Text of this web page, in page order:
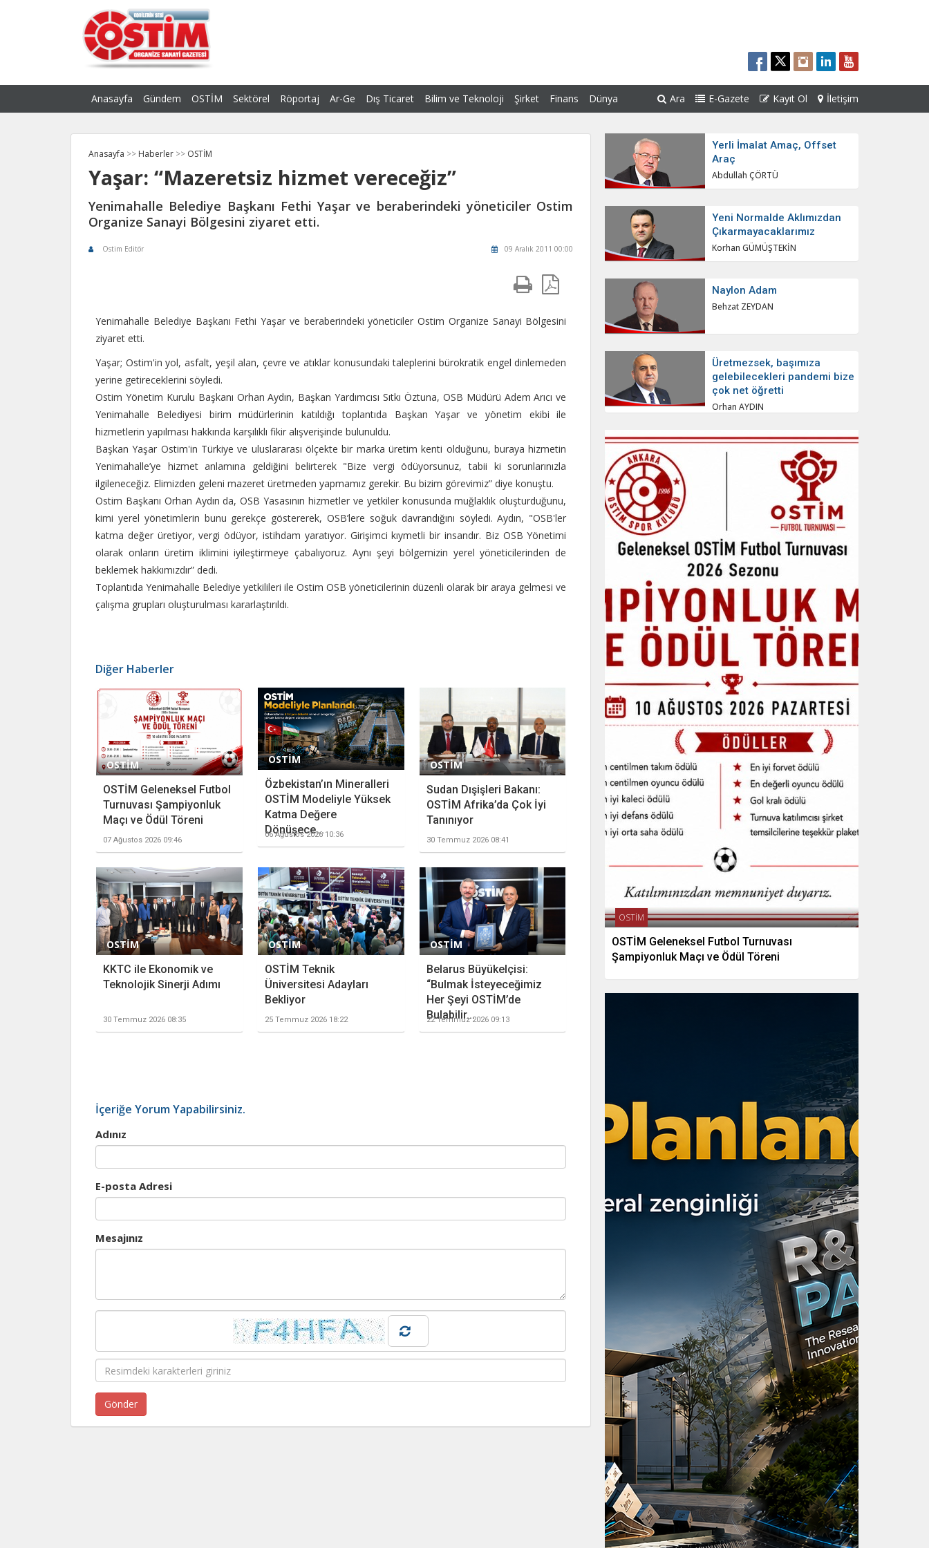
Anasayfa Gündem OSTİM Sektörel Röportaj Ar-Ge Dış Ticaret Bilim ve Teknoloji Şirket Finans Dünya Ara E-Gazete Kayıt Ol İletişim
Anasayfa >> Haberler >> OSTİM
Yaşar: “Mazeretsiz hizmet vereceğiz”
Yenimahalle Belediye Başkanı Fethi Yaşar ve beraberindeki yöneticiler Ostim
Organize Sanayi Bölgesini ziyaret etti.
Ostim Editör 09 Aralık 2011 00:00
Yenimahalle Belediye Başkanı Fethi Yaşar ve beraberindeki yöneticiler Ostim Organize Sanayi Bölgesini
ziyaret etti.
Yaşar; Ostim'in yol, asfalt, yeşil alan, çevre ve atıklar konusundaki taleplerini bürokratik engel dinlemeden
yerine getireceklerini söyledi.
Ostim Yönetim Kurulu Başkanı Orhan Aydın, Başkan Yardımcısı Sıtkı Öztuna, OSB Müdürü Adem Arıcı ve
Yenimahalle Belediyesi birim müdürlerinin katıldığı toplantıda Başkan Yaşar ve yönetim ekibi ile
hizmetlerin yapılması hakkında karşılıklı fikir alışverişinde bulunuldu.
Başkan Yaşar Ostim'in Türkiye ve uluslararası ölçekte bir marka üretim kenti olduğunu, buraya hizmetin
Yenimahalle’ye hizmet anlamına geldiğini belirterek "Bize vergi ödüyorsunuz, tabii ki sorunlarınızla
ilgileneceğiz. Elimizden geleni mazeret üretmeden yapmamız gerekir. Bu bizim görevimiz” diye konuştu.
Ostim Başkanı Orhan Aydın da, OSB Yasasının hizmetler ve yetkiler konusunda muğlaklık oluşturduğunu,
kimi yerel yönetimlerin bunu gerekçe göstererek, OSB’lere soğuk davrandığını söyledi. Aydın, "OSB'ler
katma değer üretiyor, vergi ödüyor, istihdam yaratıyor. Girişimci kıymetli bir insandır. Biz OSB Yönetimi
olarak onların üretim iklimini iyileştirmeye çabalıyoruz. Aynı şeyi bölgemizin yerel yöneticilerinden de
beklemek hakkımızdır” dedi.
Toplantıda Yenimahalle Belediye yetkilileri ile Ostim OSB yöneticilerinin düzenli olarak bir araya gelmesi ve
çalışma grupları oluşturulması kararlaştırıldı.
Diğer Haberler
OSTİM
OSTİM Geleneksel Futbol
Turnuvası Şampiyonluk
Maçı ve Ödül Töreni
07 Ağustos 2026 09:46
OSTİM
Özbekistan’ın Mineralleri
OSTİM Modeliyle Yüksek
Katma Değere
Dönüşece...
06 Ağustos 2026 10:36
OSTİM
Sudan Dışişleri Bakanı:
OSTİM Afrika’da Çok İyi
Tanınıyor
30 Temmuz 2026 08:41
OSTİM
KKTC ile Ekonomik ve
Teknolojik Sinerji Adımı
30 Temmuz 2026 08:35
OSTİM
OSTİM Teknik
Üniversitesi Adayları
Bekliyor
25 Temmuz 2026 18:22
OSTİM
Belarus Büyükelçisi:
“Bulmak İsteyeceğimiz
Her Şeyi OSTİM’de
Bulabilir...
22 Temmuz 2026 09:13
İçeriğe Yorum Yapabilirsiniz.
Adınız
E-posta Adresi
Mesajınız
Yerli İmalat Amaç, Offset
Araç
Abdullah ÇÖRTÜ
Yeni Normalde Aklımızdan
Çıkarmayacaklarımız
Korhan GÜMÜŞTEKİN
Naylon Adam
Behzat ZEYDAN
Üretmezsek, başımıza
gelebilecekleri pandemi bize
çok net öğretti
Orhan AYDIN
OSTİM
OSTİM Geleneksel Futbol Turnuvası
Şampiyonluk Maçı ve Ödül Töreni